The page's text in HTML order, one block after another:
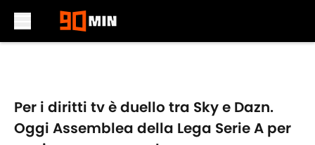
Per i diritti tv è duello tra Sky e Dazn.
Oggi Assemblea della Lega Serie A per